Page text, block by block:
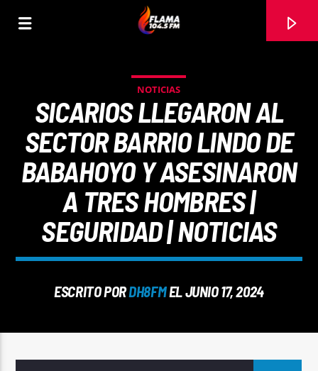
TÍTULO
NOTICIAS
SICARIOS LLEGARON AL
SECTOR BARRIO LINDO DE
BABAHOYO Y ASESINARON
A TRES HOMBRES |
SEGURIDAD | NOTICIAS
ESCRITO PORDH8FMEL JUNIO 17, 2024